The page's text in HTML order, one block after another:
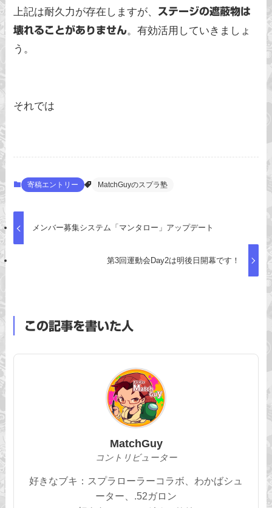
上記は耐久力が存在しますが、 ステージの遮蔽物は
壊れることがありません。有効活用していきましょ
う。
それでは
寄稿エントリー MatchGuyのスプラ塾
メンバー募集システム「マンタロー」アップデート
第3回運動会Day2は明後日開幕です！
この記事を書いた人
MatchGuy
コントリビューター
好きなブキ：スプラローラーコラボ、わかばシュ
ーター、.52ガロン